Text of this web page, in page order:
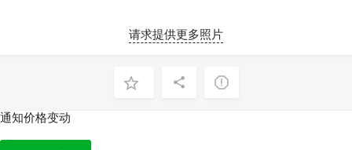
请求提供更多照片
通知价格变动